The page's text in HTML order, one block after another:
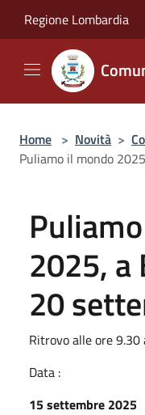
Regione Lombardia
Home > Novità >
Puliamo il mondo
2025, a
20
Ritrovo alle ore 9.30
Data :
15 settembre 2025